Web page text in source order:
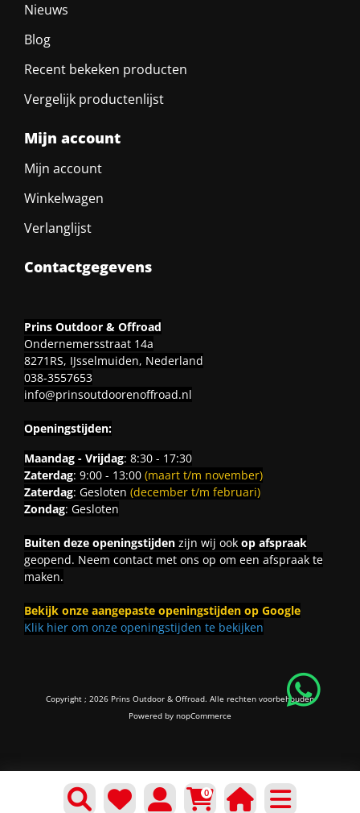
0
Nieuws
Blog
Recent bekeken producten
Vergelijk productenlijst
Mijn account
Mijn account
Winkelwagen
Verlanglijst
Contactgegevens
Prins Outdoor & Offroad
Ondernemersstraat 14a
8271RS, IJsselmuiden, Nederland
038-3557653
info@prinsoutdoorenoffroad.nl
Openingstijden:
Maandag - Vrijdag: 8:30 - 17:30
Zaterdag: 9:00 - 13:00 (maart t/m november)
Zaterdag: Gesloten (december t/m februari)
Zondag: Gesloten
Buiten deze openingstijdenzijn wij ook op afspraak
geopend. Neem contact met ons op om een afspraak te
maken.
Bekijk onze aangepaste openingstijden op Google
Klik hier om onze openingstijden te bekijken
Copyright ; 2026 Prins Outdoor & Offroad. Alle rechten voorbehouden
Powered by nopCommerce